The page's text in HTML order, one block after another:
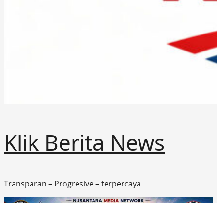
Klik Berita News
Transparan – Progresive – terpercaya